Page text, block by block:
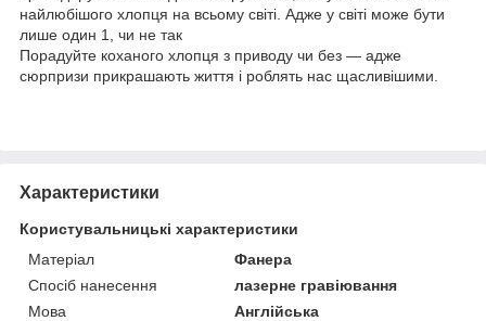
найлюбішого хлопця на всьому світі. Адже у світі може бути
лише один 1, чи не так
Порадуйте коханого хлопця з приводу чи без — адже
сюрпризи прикрашають життя і роблять нас щасливішими.
Характеристики
Користувальницькі характеристики
Матеріал
Фанера
Спосіб нанесення
лазерне гравіювання
Мова
Англійська